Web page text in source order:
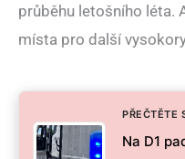
průběhu letošního léta.
místa pro další
PŘEČTĚTE
Na D1